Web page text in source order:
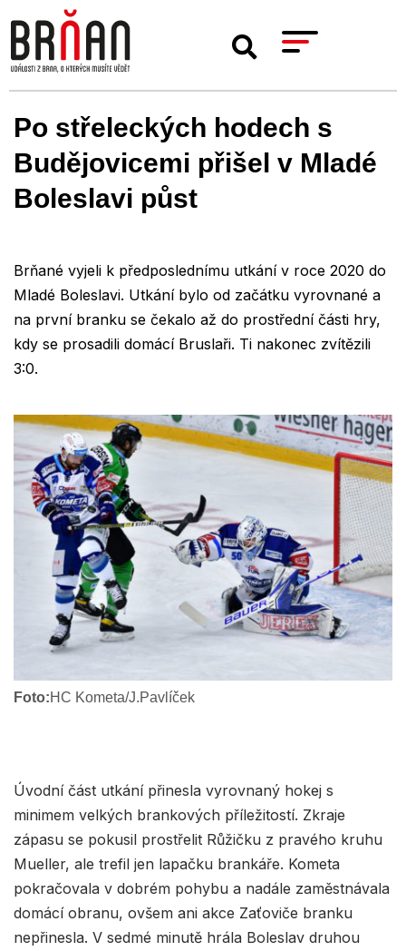
Po střeleckých hodech s
Budějovicemi přišel v Mladé
Boleslavi půst
Brňané vyjeli k předposlednímu utkání v roce 2020 do
Mladé Boleslavi. Utkání bylo od začátku vyrovnané a
na první branku se čekalo až do prostřední části hry,
kdy se prosadili domácí Bruslaři. Ti nakonec zvítězili
3:0.
Foto:HC Kometa/J.Pavlíček
Úvodní část utkání přinesla vyrovnaný hokej s
minimem velkých brankových příležitostí. Zkraje
zápasu se pokusil prostřelit Růžičku z pravého kruhu
Mueller, ale trefil jen lapačku brankáře. Kometa
pokračovala v dobrém pohybu a nadále zaměstnávala
domácí obranu, ovšem ani akce Zaťoviče branku
nepřinesla. V sedmé minutě hrála Boleslav druhou